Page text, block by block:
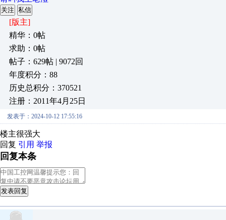
关注 私信
[版主]
精华：0帖
求助：0帖
帖子：629帖 | 9072回
年度积分：88
历史总积分：370521
注册：2011年4月25日
发表于：2024-10-12 17:55:16
楼主很强大
回复 引用 举报
回复本条
发表回复